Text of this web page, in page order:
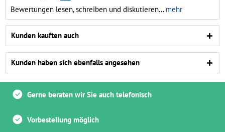
Bewertungen lesen, schreiben und diskutieren...mehr
Kunden kauften auch
Kunden haben sich ebenfalls angesehen
Gerne beraten wir Sie auch telefonisch
Vorbestellung möglich